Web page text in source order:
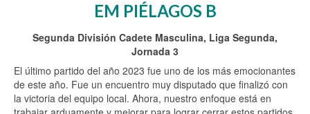
EM PIÉLAGOS B
Segunda División Cadete Masculina, Liga Segunda,
Jornada 3
El último partido del año 2023 fue uno de los más emocionantes
de este año. Fue un encuentro muy disputado que finalizó con
la victoria del equipo local. Ahora, nuestro enfoque está en